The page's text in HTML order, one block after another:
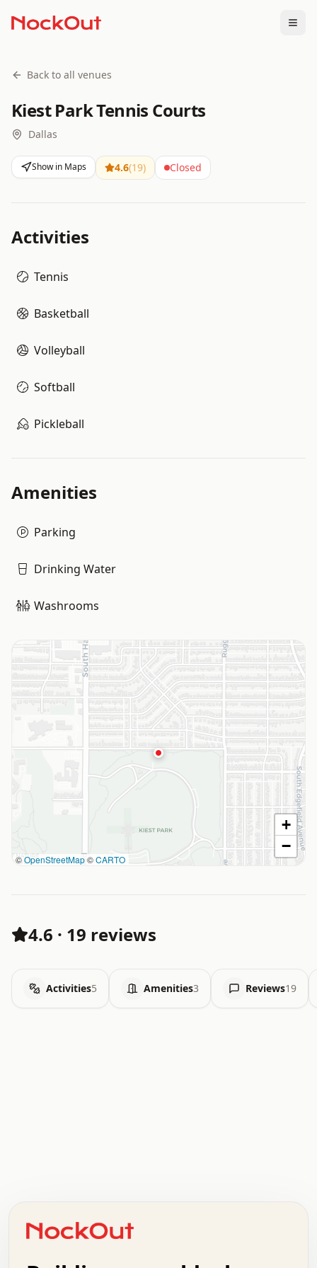
Back to all venues
Kiest Park Tennis Courts
Dallas
Show in Maps 4.6(19) Closed
Activities
Tennis
Basketball
Volleyball
Softball
Pickleball
Amenities
Parking
Drinking Water
Washrooms
©OpenStreetMap©CARTO
+
−
4.6 · 19 reviews
Activities5 Amenities3 Reviews19
+   .   .   .   .   .   .   .   .   .   +   .   .